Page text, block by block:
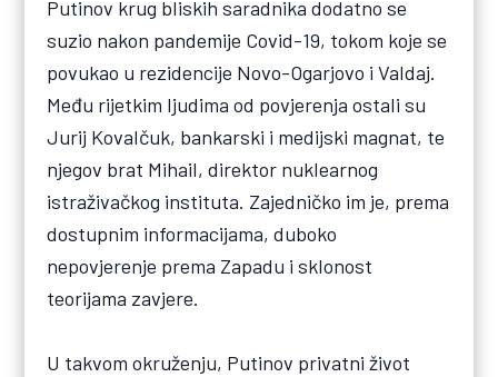
Putinov krug bliskih saradnika dodatno se
suzio nakon pandemije Covid-19, tokom koje se
povukao u rezidencije Novo-Ogarjovo i Valdaj.
Među rijetkim ljudima od povjerenja ostali su
Jurij Kovalčuk, bankarski i medijski magnat, te
njegov brat Mihail, direktor nuklearnog
istraživačkog instituta. Zajedničko im je, prema
dostupnim informacijama, duboko
nepovjerenje prema Zapadu i sklonost
teorijama zavjere.
U takvom okruženju, Putinov privatni život